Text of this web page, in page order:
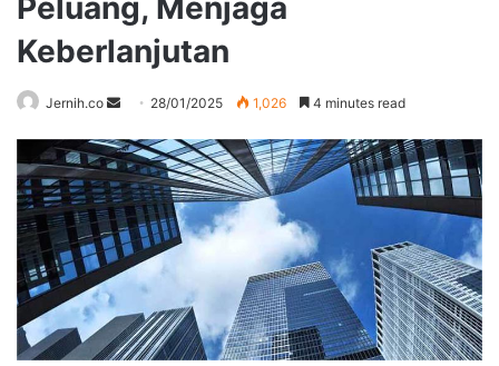
Keberlanjutan
Jernih.co
Send
email
28/01/2025 1,026 4 minutes read